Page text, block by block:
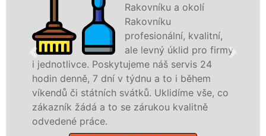
Rakovníku a okolí
Rakovníku
profesionální, kvalitní,
ale levný úklid pro firmy
náš servis 24
v týdnu a to i během
svátků. Uklidíme vše, co
to se zárukou kvalitně
nabízíme pro
státní podniky,
Středočeském